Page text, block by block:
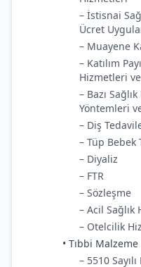
– İstisnai
Ücret
– Muayene
– Katılım
Hizmetleri
– Bazı
Yöntemleri
– Diş
– Tüp Bebek
– Diyaliz
– FTR
– Sözleşme
– Acil Sağlık
– Otelcilik
• Tıbbi Malzeme
– 5510